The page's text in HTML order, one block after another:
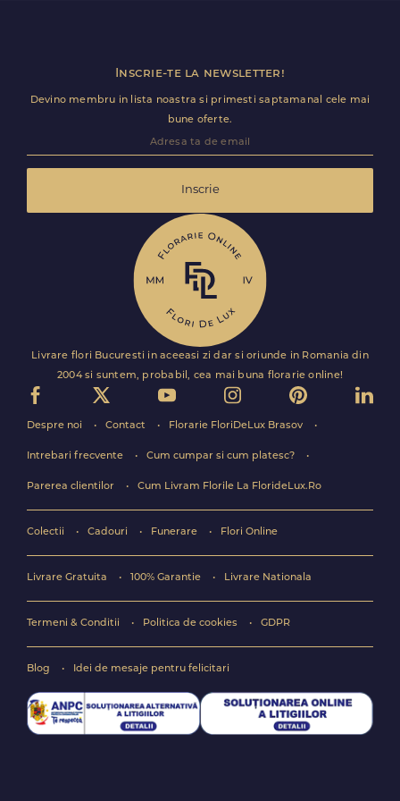
Inscrie-te la newsletter!
Devino membru in lista noastra si primesti saptamanal cele mai
bune oferte.
Inscrie
Livrare flori Bucuresti in aceeasi zi dar si oriunde in Romania din
2004 si suntem, probabil, cea mai buna florarie online!
Despre noi Contact Florarie FloriDeLux Brasov
Intrebari frecvente Cum cumpar si cum platesc?
Parerea clientilor Cum Livram Florile La FlorideLux.Ro
Colectii Cadouri Funerare Flori Online
Livrare Gratuita 100% Garantie Livrare Nationala
Termeni & Conditii Politica de cookies GDPR
Blog Idei de mesaje pentru felicitari